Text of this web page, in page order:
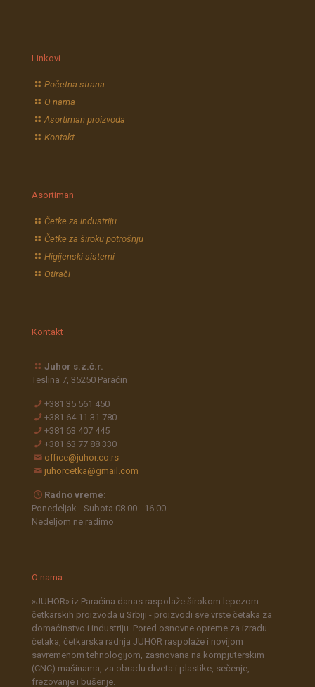
Linkovi
Početna strana
O nama
Asortiman proizvoda
Kontakt
Asortiman
Četke za industriju
Četke za široku potrošnju
Higijenski sistemi
Otirači
Kontakt
Juhor s.z.č.r.
Teslina 7, 35250 Paraćin
+381 35 561 450
+381 64 11 31 780
+381 63 407 445
+381 63 77 88 330
office@juhor.co.rs
juhorcetka@gmail.com
Radno vreme:
Ponedeljak - Subota 08.00 - 16.00
Nedeljom ne radimo
O nama
»JUHOR» iz Paraćina danas raspolaže širokom lepezom
četkarskih proizvoda u Srbiji - proizvodi sve vrste četaka za
domaćinstvo i industriju. Pored osnovne opreme za izradu
četaka, četkarska radnja JUHOR raspolaže i novijom
savremenom tehnologijom, zasnovana na kompjuterskim
(CNC) mašinama, za obradu drveta i plastike, sečenje,
frezovanje i bušenje.